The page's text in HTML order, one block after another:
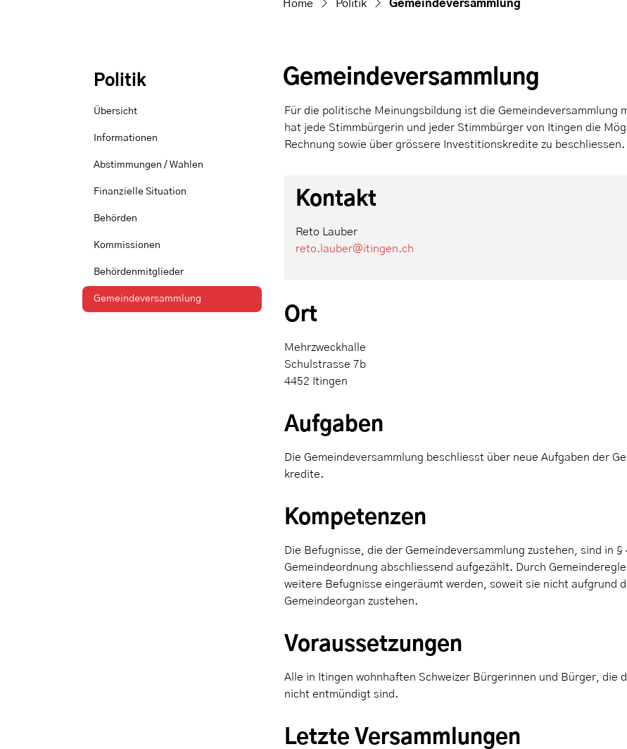
Home Politik Gemeindeversammlung
Politik
Übersicht
Informationen
Abstimmungen / Wahlen
Finanzielle Situation
Behörden
Kommissionen
Behördenmitglieder
Gemeindeversammlung
Gemeindeversammlung
Für die politische Meinungsbildung ist die Gemeindeversammlung
hat jede Stimmbürgerin und jeder Stimmbürger von Itingen die
Rechnung sowie über grössere Investitionskredite zu beschliessen.
Kontakt
Reto Lauber
reto.lauber@itingen.ch
Ort
Mehrzweckhalle
Schulstrasse 7b
4452 Itingen
Aufgaben
Die Gemeindeversammlung beschliesst über neue Aufgaben der
kredite.
Kompetenzen
Die Befugnisse, die der Gemeindeversammlung zustehen, sind in
Gemeindeordnung abschliessend aufgezählt. Durch
weitere Befugnisse eingeräumt werden, soweit sie nicht aufgrund
Gemeindeorgan zustehen.
Voraussetzungen
Alle in Itingen wohnhaften Schweizer Bürgerinnen und Bürger, die
nicht entmündigt sind.
Letzte Versammlungen